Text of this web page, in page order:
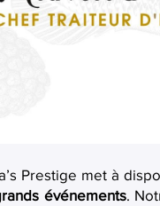
Prestige met à
événements.